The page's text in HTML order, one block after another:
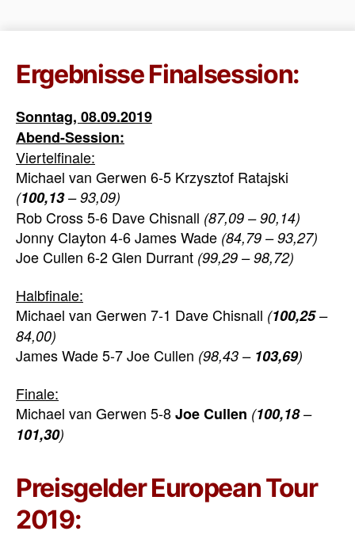
Ergebnisse Finalsession:
Sonntag, 08.09.2019
Abend-Session:
Viertelfinale:
Michael van Gerwen 6-5 Krzysztof Ratajski
(100,13– 93,09)
Rob Cross 5-6 Dave Chisnall (87,09 – 90,14)
Jonny Clayton 4-6 James Wade (84,79 – 93,27)
Joe Cullen 6-2 Glen Durrant (99,29 – 98,72)
Halbfinale:
Michael van Gerwen 7-1 Dave Chisnall (100,25–
84,00)
James Wade 5-7 Joe Cullen (98,43 – 103,69)
Finale:
Michael van Gerwen 5-8Joe Cullen (100,18–
101,30)
Preisgelder European Tour
2019: